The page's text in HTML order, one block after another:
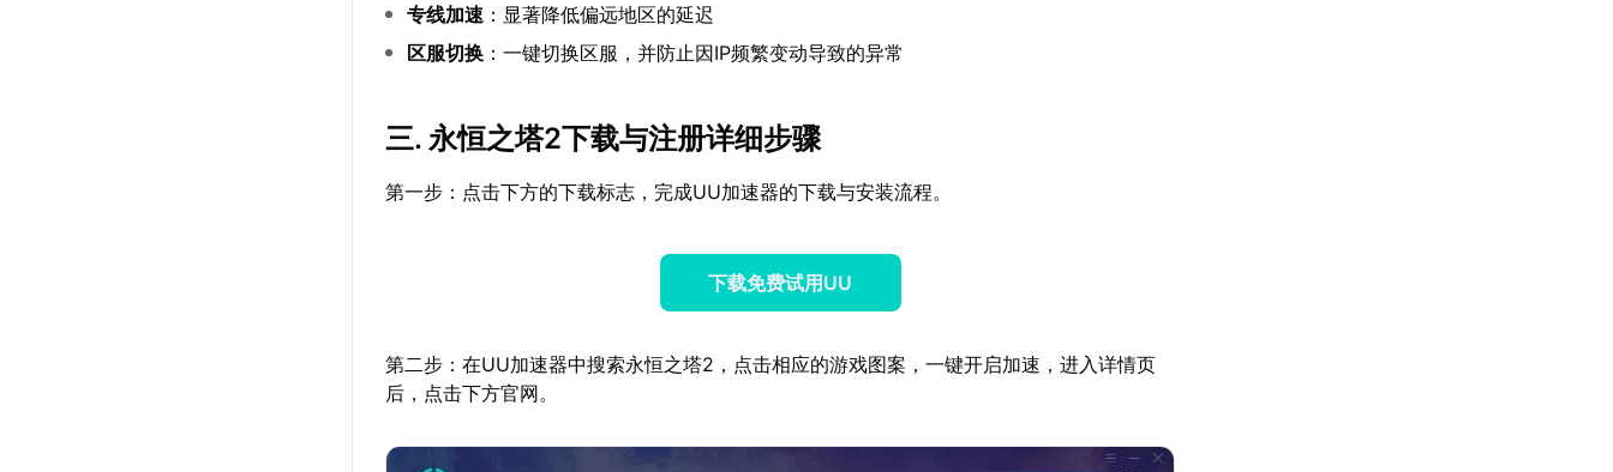
专线加速 ：显著降低偏远地区的延迟
区服切换 ：一键切换区服，并防止因IP频繁变动导致的异常
三. 永恒之塔2下载与注册详细步骤
第一步：点击下方的下载标志，完成UU加速器的下载与安装流程。
下载免费试用UU
第二步：在UU加速器中搜索永恒之塔2，点击相应的游戏图案，一键开启加速，进入详情页
后，点击下方官网。